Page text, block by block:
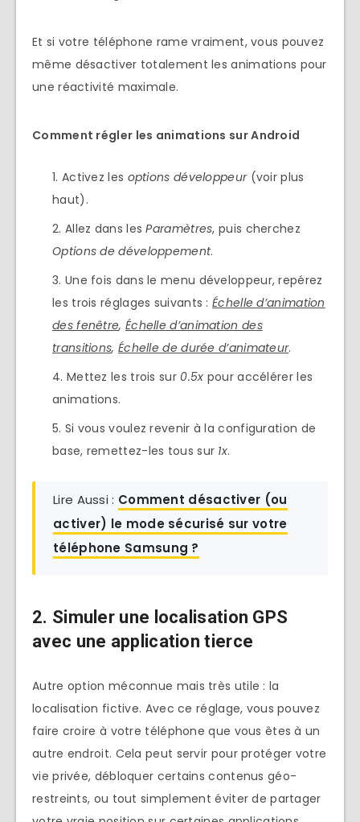
Et si votre téléphone rame vraiment, vous pouvez
même désactiver totalement les animations pour
une réactivité maximale.
Comment régler les animations sur Android
Activez les options développeur(voir plus
haut).
Allez dans lesParamètres, puis cherchez
Options de développement.
Une fois dans le menu développeur, repérez
les trois réglages suivants :Échelle d’animation
des fenêtre, Échelle d’animation des
transitions, Échelle de durée d’animateur.
Mettez les trois sur 0.5x pour accélérer les
animations.
Si vous voulez revenir à la configuration de
base, remettez-les tous sur 1x.
Lire Aussi : Comment désactiver (ou
activer) le mode sécurisé sur votre
téléphone Samsung ?
2. Simuler une localisation GPS
avec une application tierce
Autre option méconnue mais très utile : la
localisation fictive. Avec ce réglage, vous pouvez
faire croire à votre téléphone que vous êtes à un
autre endroit. Cela peut servir pour protéger votre
vie privée, débloquer certains contenus géo-
restreints, ou tout simplement éviter de partager